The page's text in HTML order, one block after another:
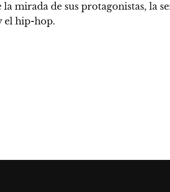
mirada de sus protagonistas, la
el hip-hop.